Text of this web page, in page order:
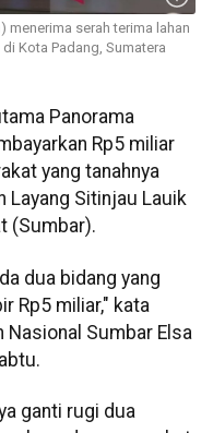
menerima serah terima lahan
Kota Padang, Sumatera
Panorama
Rp5 miliar
yang tanahnya
Layang Sitinjau Lauik
(Sumbar).
dua bidang yang
Rp5 miliar," kata
Nasional Sumbar Elsa
ganti rugi dua